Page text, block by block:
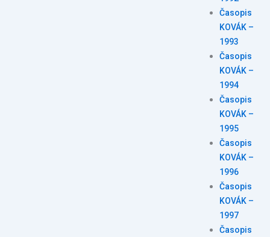
Časopis
KOVÁK –
1993
Časopis
KOVÁK –
1994
Časopis
KOVÁK –
1995
Časopis
KOVÁK –
1996
Časopis
KOVÁK –
1997
Časopis